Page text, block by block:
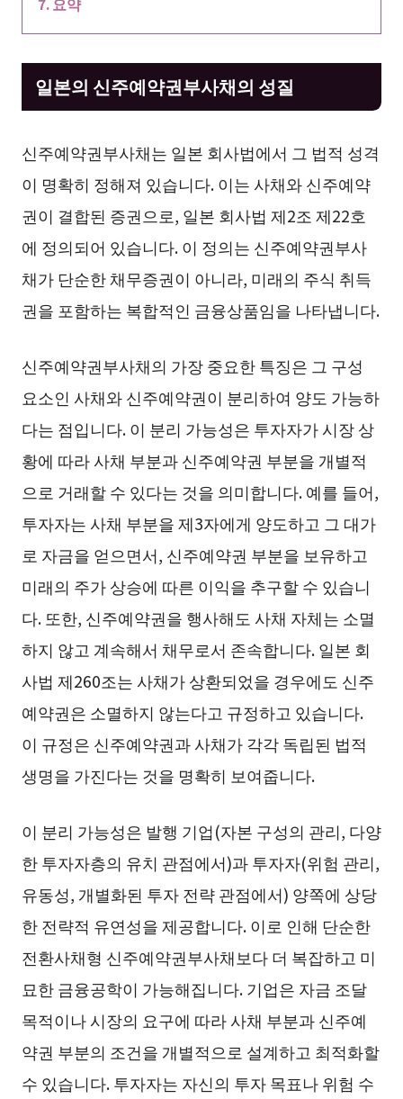
일본의 신주예약권부사채의 성질
신주예약권부사채는 일본 회사법에서 그 법적 성격
이 명확히 정해져 있습니다. 이는 사채와 신주예약
권이 결합된 증권으로, 일본 회사법 제2조 제22호
에 정의되어 있습니다. 이 정의는 신주예약권부사
채가 단순한 채무증권이 아니라, 미래의 주식 취득
권을 포함하는 복합적인 금융상품임을 나타냅니다.
신주예약권부사채의 가장 중요한 특징은 그 구성
요소인 사채와 신주예약권이 분리하여 양도 가능하
다는 점입니다. 이 분리 가능성은 투자자가 시장 상
황에 따라 사채 부분과 신주예약권 부분을 개별적
으로 거래할 수 있다는 것을 의미합니다. 예를 들어,
투자자는 사채 부분을 제3자에게 양도하고 그 대가
로 자금을 얻으면서, 신주예약권 부분을 보유하고
미래의 주가 상승에 따른 이익을 추구할 수 있습니
다. 또한, 신주예약권을 행사해도 사채 자체는 소멸
하지 않고 계속해서 채무로서 존속합니다. 일본 회
사법 제260조는 사채가 상환되었을 경우에도 신주
예약권은 소멸하지 않는다고 규정하고 있습니다.
이 규정은 신주예약권과 사채가 각각 독립된 법적
생명을 가진다는 것을 명확히 보여줍니다.
이 분리 가능성은 발행 기업(자본 구성의 관리, 다양
한 투자자층의 유치 관점에서)과 투자자(위험 관리,
유동성, 개별화된 투자 전략 관점에서) 양쪽에 상당
한 전략적 유연성을 제공합니다. 이로 인해 단순한
전환사채형 신주예약권부사채보다 더 복잡하고 미
묘한 금융공학이 가능해집니다. 기업은 자금 조달
목적이나 시장의 요구에 따라 사채 부분과 신주예
약권 부분의 조건을 개별적으로 설계하고 최적화할
수 있습니다. 투자자는 자신의 투자 목표나 위험 수